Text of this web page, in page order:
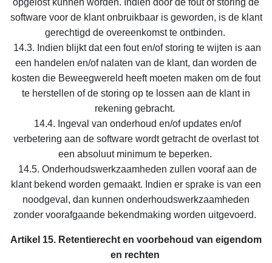
opgelost kunnen worden. Indien door de fout of storing de
software voor de klant onbruikbaar is geworden, is de klant
gerechtigd de overeenkomst te ontbinden.
14.3. Indien blijkt dat een fout en/of storing te wijten is aan
een handelen en/of nalaten van de klant, dan worden de
kosten die Beweegwereld heeft moeten maken om de fout
te herstellen of de storing op te lossen aan de klant in
rekening gebracht.
14.4. Ingeval van onderhoud en/of updates en/of
verbetering aan de software wordt getracht de overlast tot
een absoluut minimum te beperken.
14.5. Onderhoudswerkzaamheden zullen vooraf aan de
klant bekend worden gemaakt. Indien er sprake is van een
noodgeval, dan kunnen onderhoudswerkzaamheden
zonder voorafgaande bekendmaking worden uitgevoerd.
Artikel 15. Retentierecht en voorbehoud van eigendom
en rechten